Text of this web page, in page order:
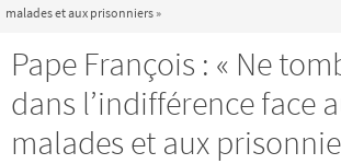
malades et aux prisonniers »
Pape François : « Ne
dans l’indifférence face
malades et aux